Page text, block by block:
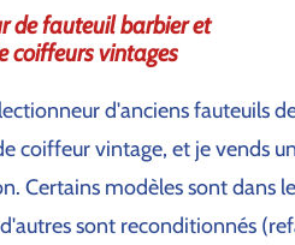
de fauteuil barbier et
coiffeurs vintages
d'anciens fauteuils
coiffeur vintage, et je vends
Certains modèles sont dans
sont reconditionnés